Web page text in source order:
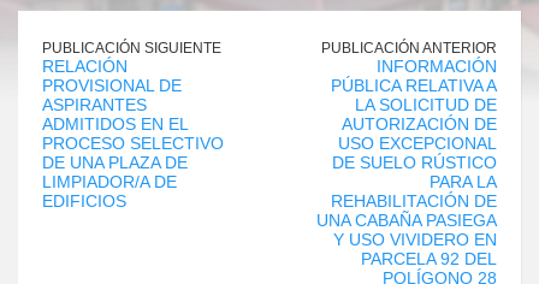
PUBLICACIÓN SIGUIENTE
RELACIÓN
PROVISIONAL DE
ASPIRANTES
ADMITIDOS EN EL
PROCESO SELECTIVO
DE UNA PLAZA DE
LIMPIADOR/A DE
EDIFICIOS
PUBLICACIÓN ANTERIOR
INFORMACIÓN
PÚBLICA RELATIVA A
LA SOLICITUD DE
AUTORIZACIÓN DE
USO EXCEPCIONAL
DE SUELO RÚSTICO
PARA LA
REHABILITACIÓN DE
UNA CABAÑA PASIEGA
Y USO VIVIDERO EN
PARCELA 92 DEL
POLÍGONO 28